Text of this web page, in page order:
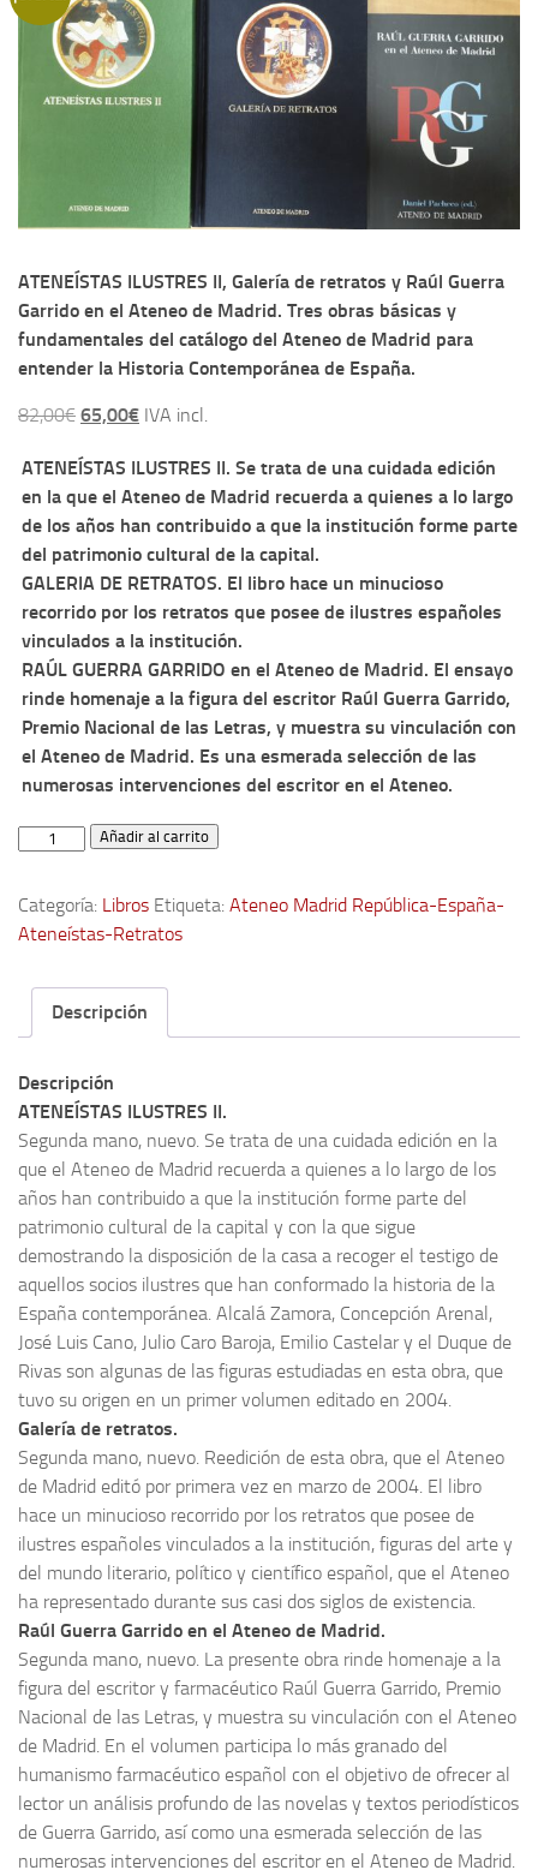
Contacto
Memoria Histórica
Investigación previa de la represión en Talavera de la Reina (1937-
Informe de la fosa de abril de 1939 de Tembleque
Enciclopedia Republicana
Militantes históricos IR
Personajes republicanos
Izquierda Republicana. Navarra
Izquierda Republicana. Galicia
Textos esenciales del republicanismo
Archivo histórico
Archivo
Archivo Documental
Biografía
Cronología fundamental de Manuel Azaña
Artículos sobre Manuel Azaña
Ochenta años sin Manuel Azaña
Bibliografías
Catálogo Biblioteca
Fondo Mario J. Bonilla
Biblioteca-Novedades
Publicaciones destacadas de nuestra hemeroteca
Noticias
Tienda
ATENEÍSTAS ILUSTRES II, Galería de retratos y Raúl Guerra
Garrido en el Ateneo de Madrid. Tres obras básicas y
fundamentales del catálogo del Ateneo de Madrid para
entender la Historia Contemporánea de España.
82,00€ El
original
era:
82,00€.
65,00€El
actual
es:
65,00€.
IVA incl.
ATENEÍSTAS ILUSTRES II. Se trata de una cuidada edición
en la que el Ateneo de Madrid recuerda a quienes a lo largo
de los años han contribuido a que la institución forme parte
del patrimonio cultural de la capital.
GALERIA DE RETRATOS. El libro hace un minucioso
recorrido por los retratos que posee de ilustres españoles
vinculados a la institución.
RAÚL GUERRA GARRIDO en el Ateneo de Madrid. El ensayo
rinde homenaje a la figura del escritor Raúl Guerra Garrido,
Premio Nacional de las Letras, y muestra su vinculación con
el Ateneo de Madrid. Es una esmerada selección de las
numerosas intervenciones del escritor en el Ateneo.
ATENEÍSTAS
II,
Galería
Raúl
Garrido
en
el
Ateneo
de
Madrid.
Tres
obras
básicas
y
fundamentales
del
catálogo
del
Ateneo
de
Madrid
para
entender
la
Historia
Contemporánea
de
España.
cantidad
Añadir al carrito
Categoría: Libros Etiqueta: Ateneo Madrid República-España-
Ateneístas-Retratos
Descripción
Descripción
ATENEÍSTAS ILUSTRES II.
Segunda mano, nuevo. Se trata de una cuidada edición en la
que el Ateneo de Madrid recuerda a quienes a lo largo de los
años han contribuido a que la institución forme parte del
patrimonio cultural de la capital y con la que sigue
demostrando la disposición de la casa a recoger el testigo de
aquellos socios ilustres que han conformado la historia de la
España contemporánea. Alcalá Zamora, Concepción Arenal,
José Luis Cano, Julio Caro Baroja, Emilio Castelar y el Duque de
Rivas son algunas de las figuras estudiadas en esta obra, que
tuvo su origen en un primer volumen editado en 2004.
Galería de retratos.
Segunda mano, nuevo. Reedición de esta obra, que el Ateneo
de Madrid editó por primera vez en marzo de 2004. El libro
hace un minucioso recorrido por los retratos que posee de
ilustres españoles vinculados a la institución, figuras del arte y
del mundo literario, político y científico español, que el Ateneo
ha representado durante sus casi dos siglos de existencia.
Raúl Guerra Garrido en el Ateneo de Madrid.
Segunda mano, nuevo. La presente obra rinde homenaje a la
figura del escritor y farmacéutico Raúl Guerra Garrido, Premio
Nacional de las Letras, y muestra su vinculación con el Ateneo
de Madrid. En el volumen participa lo más granado del
humanismo farmacéutico español con el objetivo de ofrecer al
lector un análisis profundo de las novelas y textos periodísticos
de Guerra Garrido, así como una esmerada selección de las
numerosas intervenciones del escritor en el Ateneo de Madrid.